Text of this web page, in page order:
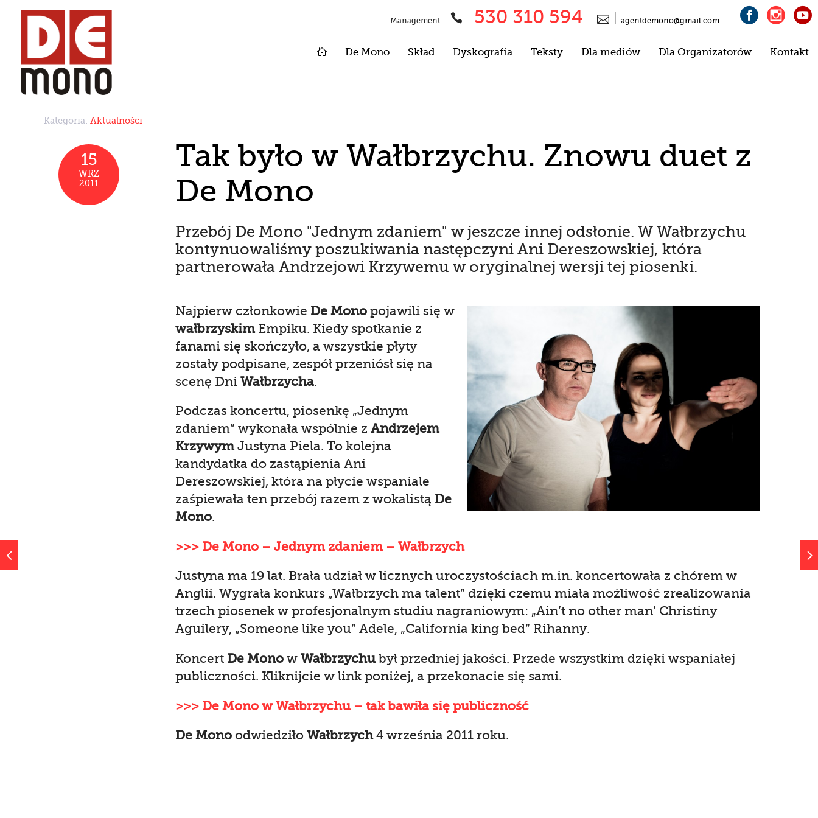
Management:  530 310 594  agentdemono@gmail.com   
 De Mono Skład Dyskografia Teksty Dla mediów Dla Organizatorów Kontakt
4 5
Kategoria: Aktualności
15
WRZ
2011
Tak było w Wałbrzychu. Znowu duet z
De Mono
Przebój De Mono "Jednym zdaniem" w jeszcze innej odsłonie. W Wałbrzychu
kontynuowaliśmy poszukiwania następczyni Ani Dereszowskiej, która
partnerowała Andrzejowi Krzywemu w oryginalnej wersji tej piosenki.
Najpierw członkowie De Mono pojawili się w
wałbrzyskimEmpiku. Kiedy spotkanie z
fanami się skończyło, a wszystkie płyty
zostały podpisane, zespół przeniósł się na
scenę Dni Wałbrzycha.
Podczas koncertu, piosenkę „Jednym
zdaniem” wykonała wspólnie z Andrzejem
KrzywymJustyna Piela. To kolejna
kandydatka do zastąpienia Ani
Dereszowskiej, która na płycie wspaniale
zaśpiewała ten przebój razem z wokalistą De
Mono.
>>> De Mono – Jednym zdaniem – Wałbrzych
Justyna ma 19 lat. Brała udział w licznych uroczystościach m.in. koncertowała z chórem w
Anglii. Wygrała konkurs „Wałbrzych ma talent” dzięki czemu miała możliwość zrealizowania
trzech piosenek w profesjonalnym studiu nagraniowym: „Ain’t no other man’ Christiny
Aguilery, „Someone like you” Adele, „California king bed” Rihanny.
Koncert De Mono w Wałbrzychu był przedniej jakości. Przede wszystkim dzięki wspaniałej
publiczności. Kliknijcie w link poniżej, a przekonacie się sami.
>>> De Mono w Wałbrzychu – tak bawiła się publiczność
De Mono odwiedziło Wałbrzych4 września 2011 roku.